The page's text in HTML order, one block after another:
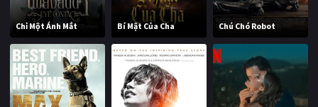
Chỉ Một Ánh Mắt Bí Mật Của Cha Chú Chó Robot